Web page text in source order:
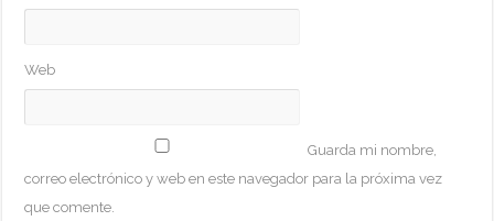
Web
Guarda mi nombre,
correo electrónico y web en este navegador para la próxima vez
que comente.